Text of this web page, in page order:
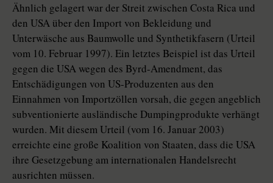
Ähnlich gelagert war der Streit zwischen Costa Rica und
den USA über den Import von Bekleidung und
Unterwäsche aus Baumwolle und Synthetikfasern (Urteil
vom 10. Februar 1997). Ein letztes Beispiel ist das Urteil
gegen die USA wegen des Byrd-Amendment, das
Entschädigungen von US-Produzenten aus den
Einnahmen von Importzöllen vorsah, die gegen angeblich
subventionierte ausländische Dumpingprodukte verhängt
wurden. Mit diesem Urteil (vom 16. Januar 2003)
erreichte eine große Koalition von Staaten, dass die USA
ihre Gesetzgebung am internationalen Handelsrecht
ausrichten müssen.